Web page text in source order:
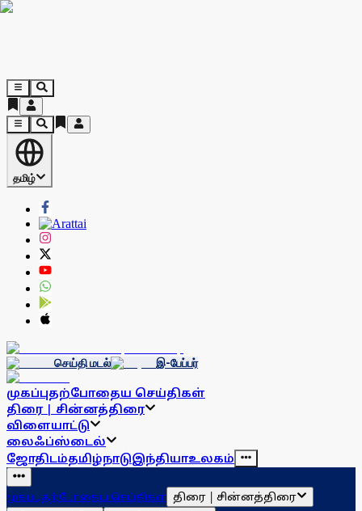
தமிழ்
செய்தி மடல் இ-பேப்பர்
முகப்புதற்போதைய செய்திகள்
திரை | சின்னத்திரை
விளையாட்டு
லைஃப்ஸ்டைல்
ஜோதிடம்தமிழ்நாடுஇந்தியாஉலகம்
முகப்புதற்போதைய செய்திகள் திரை | சின்னத்திரை